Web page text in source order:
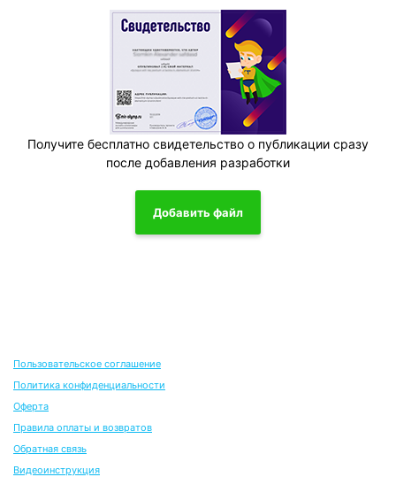
Получите бесплатно свидетельство о публикации сразу
после добавления разработки
Добавить файл
Пользовательское соглашение
Политика конфиденциальности
Оферта
Правила оплаты и возвратов
Обратная связь
Видеоинструкция